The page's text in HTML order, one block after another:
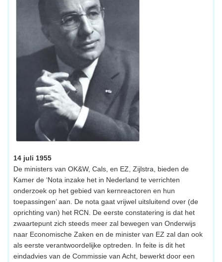
14 juli 1955
De ministers van OK&W, Cals, en EZ, Zijlstra, bieden de
Kamer de ‘Nota inzake het in Nederland te verrichten
onderzoek op het gebied van kernreactoren en hun
toepassingen’ aan. De nota gaat vrijwel uitsluitend over (de
oprichting van) het RCN. De eerste constatering is dat het
zwaartepunt zich steeds meer zal bewegen van Onderwijs
naar Economische Zaken en de minister van EZ zal dan ook
als eerste verantwoordelijke optreden. In feite is dit het
eindadvies van de Commissie van Acht, bewerkt door een